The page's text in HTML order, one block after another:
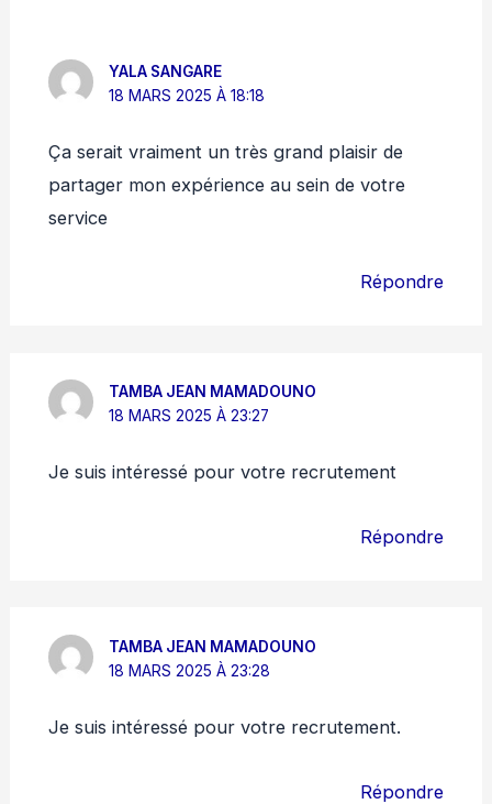
YALA SANGARE
18 MARS 2025 À 18:18
Ça serait vraiment un très grand plaisir de
partager mon expérience au sein de votre
service
Répondre
TAMBA JEAN MAMADOUNO
18 MARS 2025 À 23:27
Je suis intéressé pour votre recrutement
Répondre
TAMBA JEAN MAMADOUNO
18 MARS 2025 À 23:28
Je suis intéressé pour votre recrutement.
Répondre